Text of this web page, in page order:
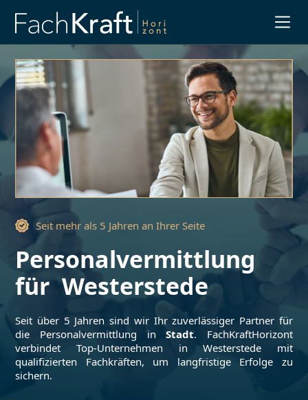
Seit mehr als 5 Jahren an Ihrer Seite
Personalvermittlung
fürWesterstede
Seit über 5 Jahren sind wir Ihr zuverlässiger Partner für
die Personalvermittlung inStadt. FachKraftHorizont
verbindet Top-Unternehmen inWesterstede mit
qualifizierten Fachkräften, um langfristige Erfolge zu
sichern.
Slide 1 of 3.